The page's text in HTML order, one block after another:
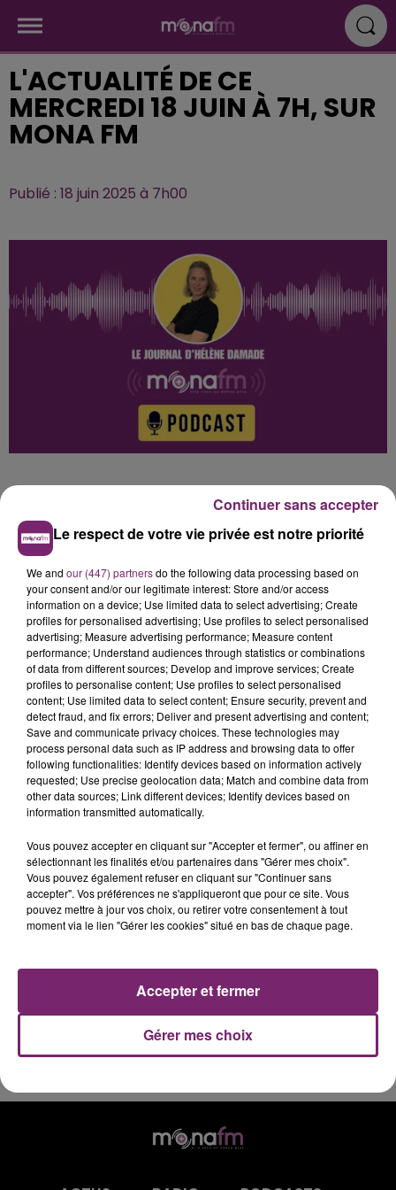
L'ACTUALITÉ DE CE
MERCREDI 18 JUIN À 7H, SUR
MONA FM
Publié : 18 juin 2025 à 7h00
Hélène Damade
L'actualité de ce mercredi 18 juin à 7h, sur Mona
FM
18 juin 2025 - 3 min 9 sec
L'ACTUALITÉ DE CE MERCREDI 18 JUIN À 7H,
SUR MONA FM
Retrouvez vos dernières informations régionales dans
le journal de 7h, sur Mona FM.
Le respect de votre vie privée est notre priorité
We and our (447) partnersdo the following data processing based on
your consent and/or our legitimate interest: Store and/or access
information on a device; Use limited data to select advertising; Create
profiles for personalised advertising; Use profiles to select personalised
advertising; Measure advertising performance; Measure content
performance; Understand audiences through statistics or combinations
of data from different sources; Develop and improve services; Create
profiles to personalise content; Use profiles to select personalised
content; Use limited data to select content; Ensure security, prevent and
detect fraud, and fix errors; Deliver and present advertising and content;
Save and communicate privacy choices. These technologies may
process personal data such as IP address and browsing data to offer
following functionalities: Identify devices based on information actively
requested; Use precise geolocation data; Match and combine data from
other data sources; Link different devices; Identify devices based on
information transmitted automatically.
Vous pouvez accepter en cliquant sur "Accepter et fermer", ou affiner en
sélectionnant les finalités et/ou partenaires dans "Gérer mes choix".
Vous pouvez également refuser en cliquant sur "Continuer sans
accepter". Vos préférences ne s'appliqueront que pour ce site. Vous
pouvez mettre à jour vos choix, ou retirer votre consentement à tout
moment via le lien "Gérer les cookies" situé en bas de chaque page.
Gérer mes choix
Accepter et fermer
Continuer sans accepter